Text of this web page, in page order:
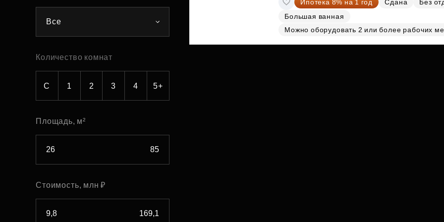
Субсидии
Все
Количество комнат
С 1 2 3 4 5+
Площадь, м²
Стоимость, млн ₽
Ипотека 8% на 1 год Сдана Без
Большая ванная
Можно оборудовать 2 или более рабочих